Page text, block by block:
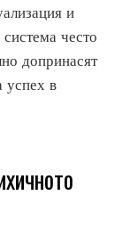
и
често
допринасят
успех в